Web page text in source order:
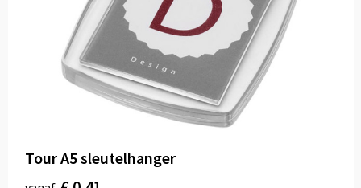
Tour A5 sleutelhanger